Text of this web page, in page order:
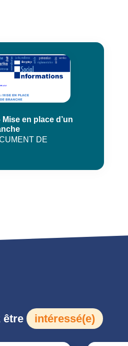
en place d’un
DE
être intéressé(e)